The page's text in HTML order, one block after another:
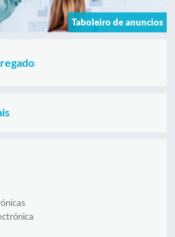
Taboleiro de anuncios